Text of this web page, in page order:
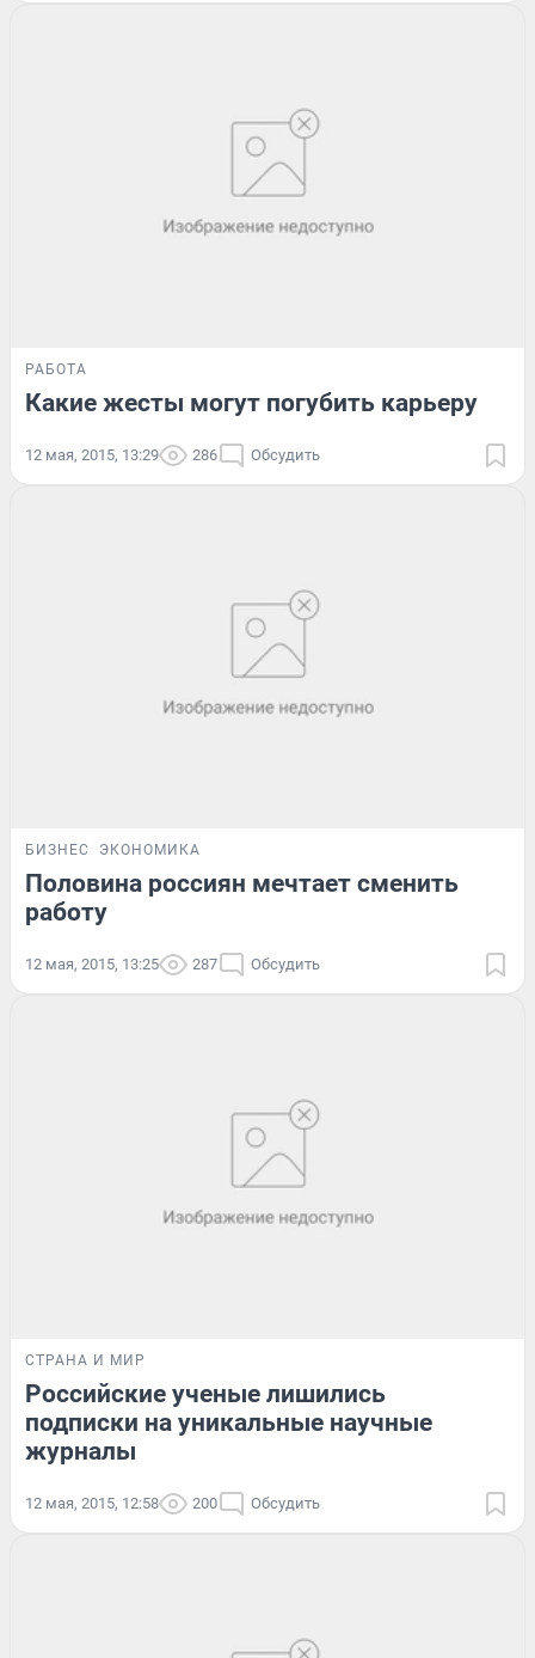
РАБОТА
Какие жесты могут погубить карьеру
12 мая, 2015, 13:29 286 Обсудить
БИЗНЕС ЭКОНОМИКА
Половина россиян мечтает сменить
работу
12 мая, 2015, 13:25 287 Обсудить
СТРАНА И МИР
Российские ученые лишились
подписки на уникальные научные
журналы
12 мая, 2015, 12:58 200 Обсудить